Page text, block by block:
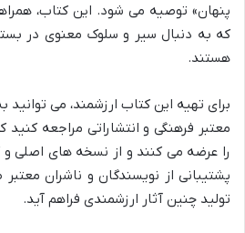
پنهان» توصیه می شود. این کتاب،
که به دنبال سیر و سلوک معنوی در
هستند.
برای تهیه این کتاب ارزشمند، می
معتبر فرهنگی و انتشاراتی مراجعه کنید
را عرضه می کنند و از نسخه های اصلی و
پشتیبانی از نویسندگان و ناشران
تولید چنین آثار ارزشمندی فراهم آید.